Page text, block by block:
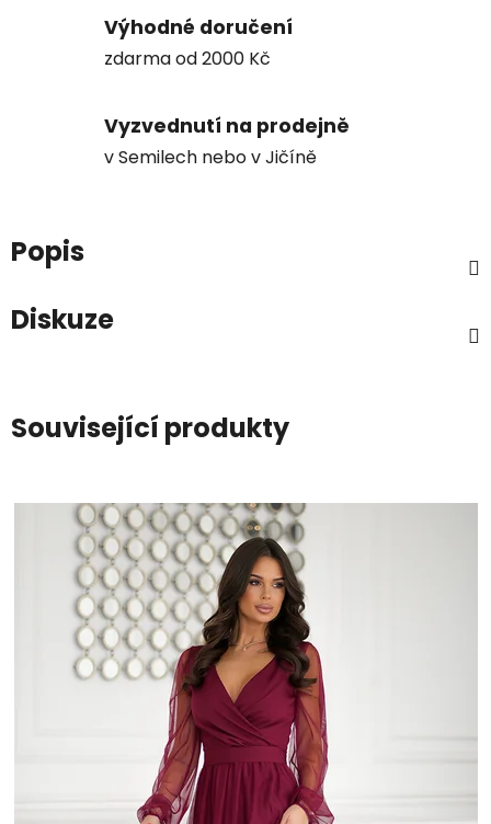
Výhodné doručení
zdarma od 2000 Kč
Vyzvednutí na prodejně
v Semilech nebo v Jičíně
Popis
Diskuze
Související produkty